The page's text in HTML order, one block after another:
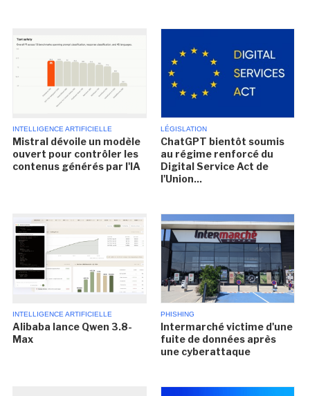
INTELLIGENCE ARTIFICIELLE
Mistral dévoile un modèle
ouvert pour contrôler les
contenus générés par l'IA
LÉGISLATION
ChatGPT bientôt soumis
au régime renforcé du
Digital Service Act de
l'Union...
INTELLIGENCE ARTIFICIELLE
Alibaba lance Qwen 3.8-
Max
PHISHING
Intermarché victime d'une
fuite de données après
une cyberattaque